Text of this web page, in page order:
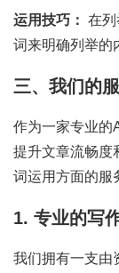
运用技巧： 在
词来明确列举的
三、我们的
作为一家专业的
提升文章流畅度
词运用方面的服
1. 专业的写
我们拥有一支由